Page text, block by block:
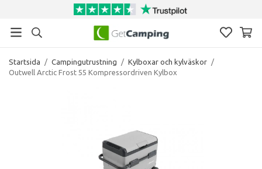
Startsida / Campingutrustning / Kylboxar och kylväskor /
Outwell Arctic Frost 55 Kompressordriven Kylbox